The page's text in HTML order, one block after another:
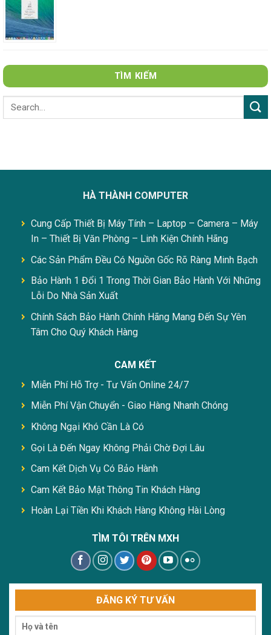
TÌM KIẾM
HÀ THÀNH COMPUTER
Cung Cấp Thiết Bị Máy Tính – Laptop – Camera – Máy
In – Thiết Bị Văn Phòng – Linh Kiện Chính Hãng
Các Sản Phẩm Đều Có Nguồn Gốc Rõ Ràng Minh Bạch
Bảo Hành 1 Đổi 1 Trong Thời Gian Bảo Hành Với Những
Lỗi Do Nhà Sản Xuất
Chính Sách Bảo Hành Chính Hãng Mang Đến Sự Yên
Tâm Cho Quý Khách Hàng
CAM KẾT
Miễn Phí Hỗ Trợ - Tư Vấn Online 24/7
Miễn Phí Vận Chuyển - Giao Hàng Nhanh Chóng
Không Ngại Khó Cần Là Có
Gọi Là Đến Ngay Không Phải Chờ Đợi Lâu
Cam Kết Dịch Vụ Có Bảo Hành
Cam Kết Bảo Mật Thông Tin Khách Hàng
Hoàn Lại Tiền Khi Khách Hàng Không Hài Lòng
TÌM TÔI TRÊN MXH
ĐĂNG KÝ TƯ VẤN